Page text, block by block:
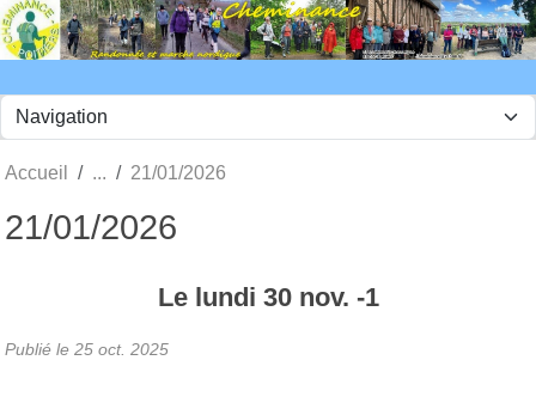
Accueil 21/01/2026
21/01/2026
Le lundi 30 nov. -1
Publié le 25 oct. 2025
Panneau de gestion des cookies